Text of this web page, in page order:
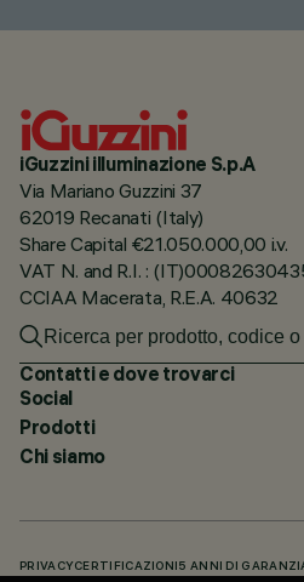
iGuzzini illuminazione S.p.A
Via Mariano Guzzini 37
62019 Recanati (Italy)
Share Capital €21.050.000,00 i.v.
VAT N. and R.I. :
CCIAA Macerata, R.E.A. 40632
Contatti e dove trovarci
Social
Prodotti
Chi siamo
PRIVACY CERTIFICAZIONI 5 ANNI DI